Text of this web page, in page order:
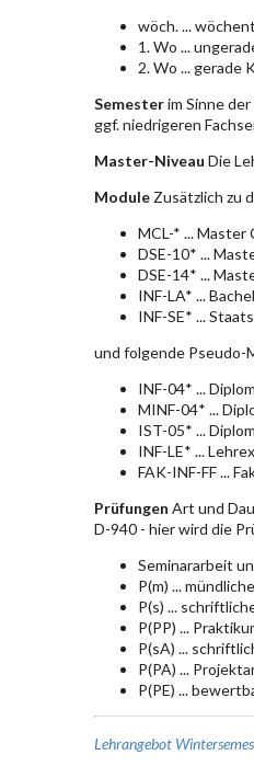
wöch. ...
1. Wo ...
2. Wo ... gerade
Semesterim Sinne
ggf. niedrigeren
Master-Niveau Die
ModuleZusätzlich zu
MCL-* ... Master
DSE-10* ...
DSE-14* ...
INF-LA* ...
INF-SE* ...
und folgende Pseudo-
INF-04* ...
MINF-04* ...
IST-05* ...
INF-LE* ...
FAK-INF-FF ...
Prüfungen Art und
D-940 - hier wird die
Seminararbeit
P(m) ...
P(s) ...
P(PP) ...
P(sA) ...
P(PA) ...
P(PE) ...
Lehrangebot